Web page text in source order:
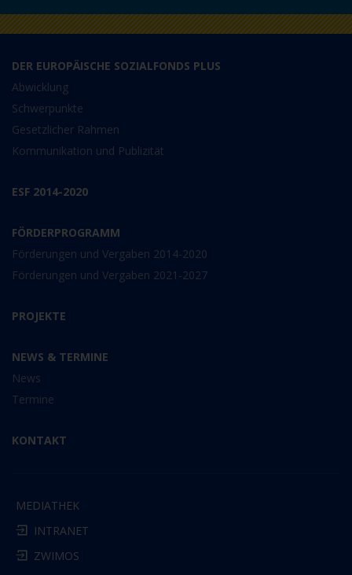
DER EUROPÄISCHE SOZIALFONDS PLUS
Abwicklung
Schwerpunkte
Gesetzlicher Rahmen
Kommunikation und Publizität
ESF 2014-2020
FÖRDERPROGRAMM
Förderungen und Vergaben 2014-2020
Förderungen und Vergaben 2021-2027
PROJEKTE
NEWS & TERMINE
News
Termine
KONTAKT
MEDIATHEK
INTRANET
ZWIMOS